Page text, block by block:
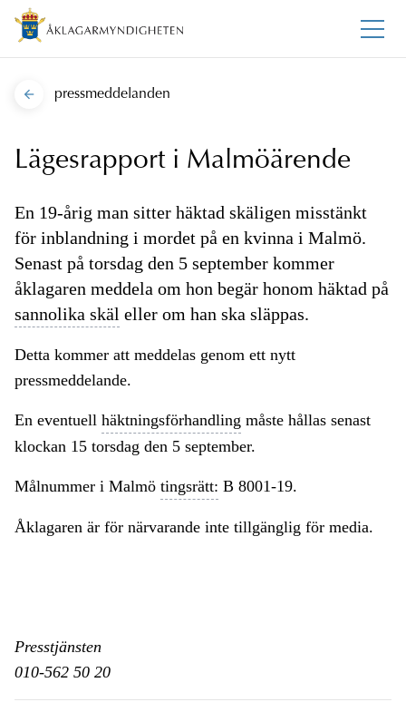
pressmeddelanden
Lägesrapport i Malmöärende
En 19-årig man sitter häktad skäligen misstänkt
för inblandning i mordet på en kvinna i Malmö.
Senast på torsdag den 5 september kommer
åklagaren meddela om hon begär honom häktad på
sannolika skäl eller om han ska släppas.
Detta kommer att meddelas genom ett nytt
pressmeddelande.
En eventuell häktningsförhandling måste hållas senast
klockan 15 torsdag den 5 september.
Målnummer i Malmö tingsrätt: B 8001-19.
Åklagaren är för närvarande inte tillgänglig för media.
Presstjänsten
010-562 50 20